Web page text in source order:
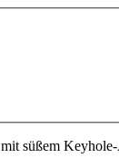
mit süßem